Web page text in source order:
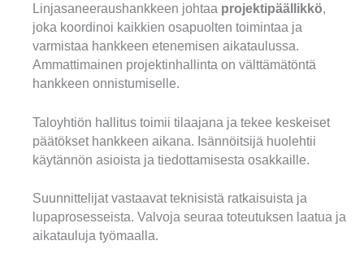
Linjasaneeraushankkeen johtaa projektipäällikkö,
joka koordinoi kaikkien osapuolten toimintaa ja
varmistaa hankkeen etenemisen aikataulussa.
Ammattimainen projektinhallinta on välttämätöntä
hankkeen onnistumiselle.
Taloyhtiön hallitus toimii tilaajana ja tekee keskeiset
päätökset hankkeen aikana. Isännöitsijä huolehtii
käytännön asioista ja tiedottamisesta osakkaille.
Suunnittelijat vastaavat teknisistä ratkaisuista ja
lupaprosesseista. Valvoja seuraa toteutuksen laatua ja
aikatauluja työmaalla.